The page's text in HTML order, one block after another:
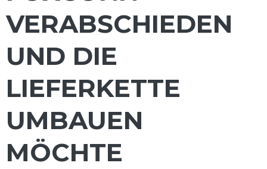
VERABSCHIEDEN
UND DIE
LIEFERKETTE
UMBAUEN
MÖCHTE